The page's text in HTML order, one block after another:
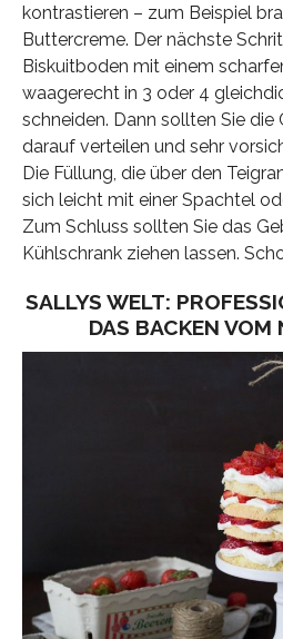
kontrastieren – zum Beispiel
Buttercreme. Der nächste
Biskuitboden mit einem
waagerecht in 3 oder 4
schneiden. Dann sollten Sie die
darauf verteilen und sehr
Die Füllung, die über den
sich leicht mit einer Spachtel
Zum Schluss sollten Sie das
Kühlschrank ziehen lassen.
SALLYS WELT:
DAS BACKEN VOM